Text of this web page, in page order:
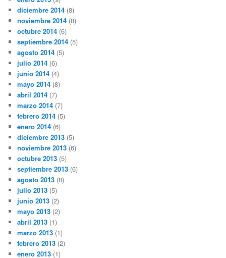
diciembre 2014 (8)
noviembre 2014 (8)
octubre 2014 (6)
septiembre 2014 (5)
agosto 2014 (5)
julio 2014 (6)
junio 2014 (4)
mayo 2014 (8)
abril 2014 (7)
marzo 2014 (7)
febrero 2014 (5)
enero 2014 (6)
diciembre 2013 (5)
noviembre 2013 (6)
octubre 2013 (5)
septiembre 2013 (6)
agosto 2013 (8)
julio 2013 (5)
junio 2013 (2)
mayo 2013 (2)
abril 2013 (1)
marzo 2013 (1)
febrero 2013 (2)
enero 2013 (1)